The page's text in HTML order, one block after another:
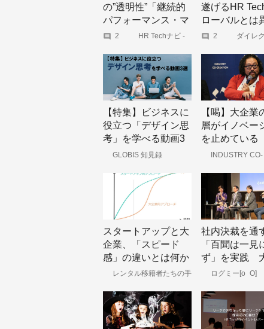
の”透明性”「継続的
パフォーマンス・マ
ネジメント」を実現
「BetterWorks」と
は
2
HR Techナビ -
レンドをキャッチ
アップ。
遂げるHR
ローバルとは
トレンドに
2
ダイレ
【特集】ビジネスに
役立つ「デザイン思
考」を学べる動画3
GLOBIS 知見録
【喝】大企業
層がイノベー
を止めている
8E #4】
INDUSTRY CO-
スタートアップと大
企業、「スピード
感」の違いとは何か
レンタル移籍者たちの手
社内決裁を通
「百聞は一見
ず」を実践
の中で新規事
ログミー[o_O]